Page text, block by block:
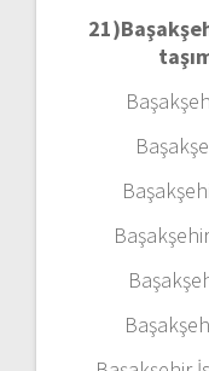
21)